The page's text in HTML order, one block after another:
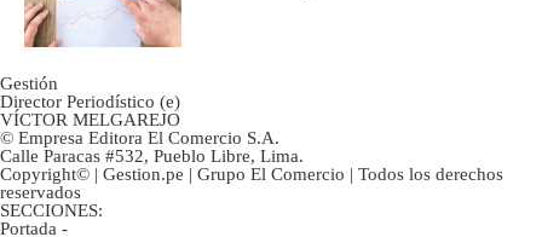
Gestión
Director Periodístico (e)
VÍCTOR MELGAREJO
© Empresa Editora El Comercio S.A.
Calle Paracas #532, Pueblo Libre, Lima.
Copyright© | Gestion.pe | Grupo El Comercio | Todos los derechos
reservados
SECCIONES:
Portada -